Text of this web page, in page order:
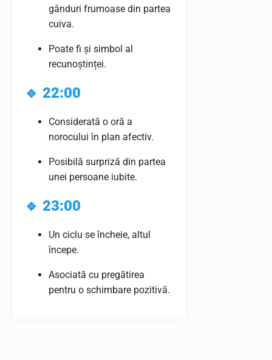
gânduri frumoase din partea
cuiva.
Poate fi și simbol al
recunoștinței.
🔹 22:00
Considerată o oră a
norocului în plan afectiv.
Posibilă surpriză din partea
unei persoane iubite.
🔹 23:00
Un ciclu se încheie, altul
începe.
Asociată cu pregătirea
pentru o schimbare pozitivă.